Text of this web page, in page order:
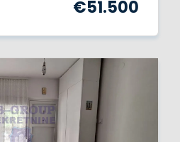
€51.500